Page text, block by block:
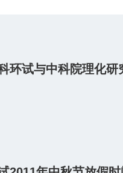
环试与中科院理化研